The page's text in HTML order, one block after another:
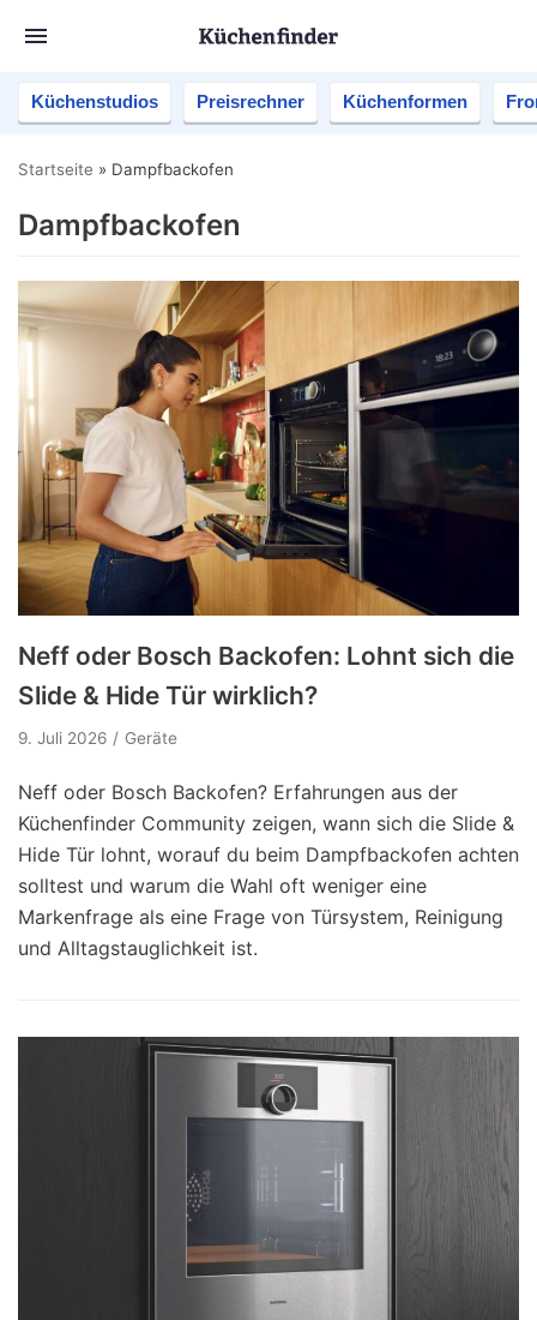
Küchenstudios Preisrechner Küchenformen
Startseite » Dampfbackofen
Dampfbackofen
Neff oder Bosch Backofen: Lohnt sich die
Slide & Hide Tür wirklich?
9. Juli 2026 Geräte
Neff oder Bosch Backofen? Erfahrungen aus der
Küchenfinder Community zeigen, wann sich die Slide &
Hide Tür lohnt, worauf du beim Dampfbackofen achten
solltest und warum die Wahl oft weniger eine
Markenfrage als eine Frage von Türsystem, Reinigung
und Alltagstauglichkeit ist.